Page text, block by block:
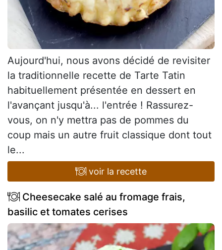
Aujourd'hui, nous avons décidé de revisiter
la traditionnelle recette de Tarte Tatin
habituellement présentée en dessert en
l'avançant jusqu'à... l'entrée ! Rassurez-
vous, on n'y mettra pas de pommes du
coup mais un autre fruit classique dont tout
le...
voir la recette
Cheesecake salé au fromage frais,
basilic et tomates cerises